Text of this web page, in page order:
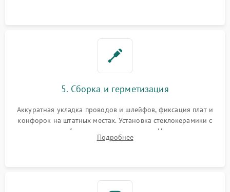
5. Сборка и герметизация
Аккуратная укладка проводов и шлейфов, фиксация плат и
конфорок на штатных местах. Установка стеклокерамики с
проверкой равномерности зазоров. Нанесение
термостойкого герметика или укладка уплотнительной
Подробнее